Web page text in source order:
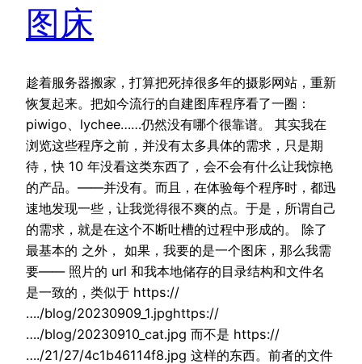
图床
趁着服务器搬家，打算把死掉很多年的摄影网站，重新
恢复起来。把如今流行的自建图库程序看了一圈：
piwigo、lychee……仍然没有哪个很靠谱。 其实我在
浏览这些程序之前，并没有太多具体的需求，只是期
待，快 10 年没看这类东西了，会不会有什么让我惊艳
的产品。——并没有。而且，在体验每个程序时，都迅
速地发现一些，让我觉得很不爽的点。于是，所谓自己
的需求，就是在这个不断吐槽的过程中形成的。 除了
最基本的 之外， 如果，我要的是一个图床，那么我需
要—— 照片的 url 和我本地储存的目录结构和文件名
是一致的，类似于 https://
…./blog/20230909_1.jpghttps://
…./blog/20230910_cat.jpg 而不是 https://
…./21/27/4c1b46114f8.jpg 这样的东西。前者的文件